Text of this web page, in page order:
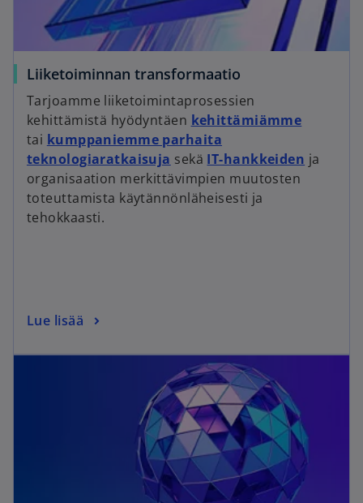
Liiketoiminnan transformaatio
Tarjoamme liiketoimintaprosessien
kehittämistä hyödyntäen kehittämiämme
tai kumppaniemme parhaita
teknologiaratkaisuja sekä IT-hankkeiden ja
organisaation merkittävimpien muutosten
toteuttamista käytännönläheisesti ja
tehokkaasti.
Lue lisää